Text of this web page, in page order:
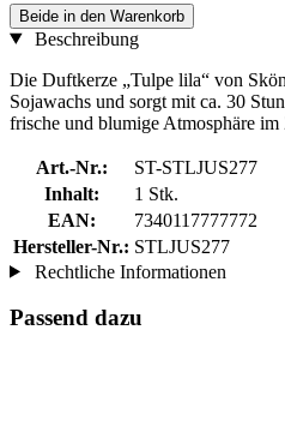
Beide in den Warenkorb
Beschreibung
Die Duftkerze „Tulpe lila“ von
Sojawachs und sorgt mit ca. 30
frische und blumige Atmosphäre im
Art.-Nr.:
ST-STLJUS277
Inhalt:
1 Stk.
EAN:
7340117777772
Hersteller-Nr.: STLJUS277
Rechtliche Informationen
Passend dazu